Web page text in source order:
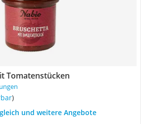
Tomatenstücken
)
und weitere Angebote